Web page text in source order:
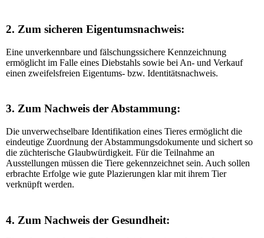
2. Zum sicheren Eigentumsnachweis:
Eine unverkennbare und fälschungssichere Kennzeichnung
ermöglicht im Falle eines Diebstahls sowie bei An- und Verkauf
einen zweifelsfreien Eigentums- bzw. Identitätsnachweis.
3. Zum Nachweis der Abstammung:
Die unverwechselbare Identifikation eines Tieres ermöglicht die
eindeutige Zuordnung der Abstammungsdokumente und sichert so
die züchterische Glaubwürdigkeit. Für die Teilnahme an
Ausstellungen müssen die Tiere gekennzeichnet sein. Auch sollen
erbrachte Erfolge wie gute Plazierungen klar mit ihrem Tier
verknüpft werden.
4. Zum Nachweis der Gesundheit: